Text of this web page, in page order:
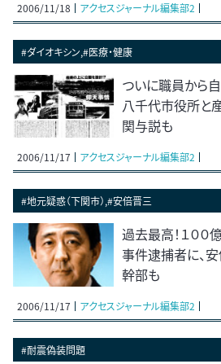
2006/11/18 アクセスジャーナル編集部2
#ダイオキシン,#医療・健康
ついに職員から
八千代市役所と
関与説も
2006/11/17 アクセスジャーナル編集部2
#地元疑惑（下関市）,#安倍晋三
過去最高！１０
事件逮捕者に、
幹部も
2006/11/17 アクセスジャーナル編集部2
#耐震偽装問題